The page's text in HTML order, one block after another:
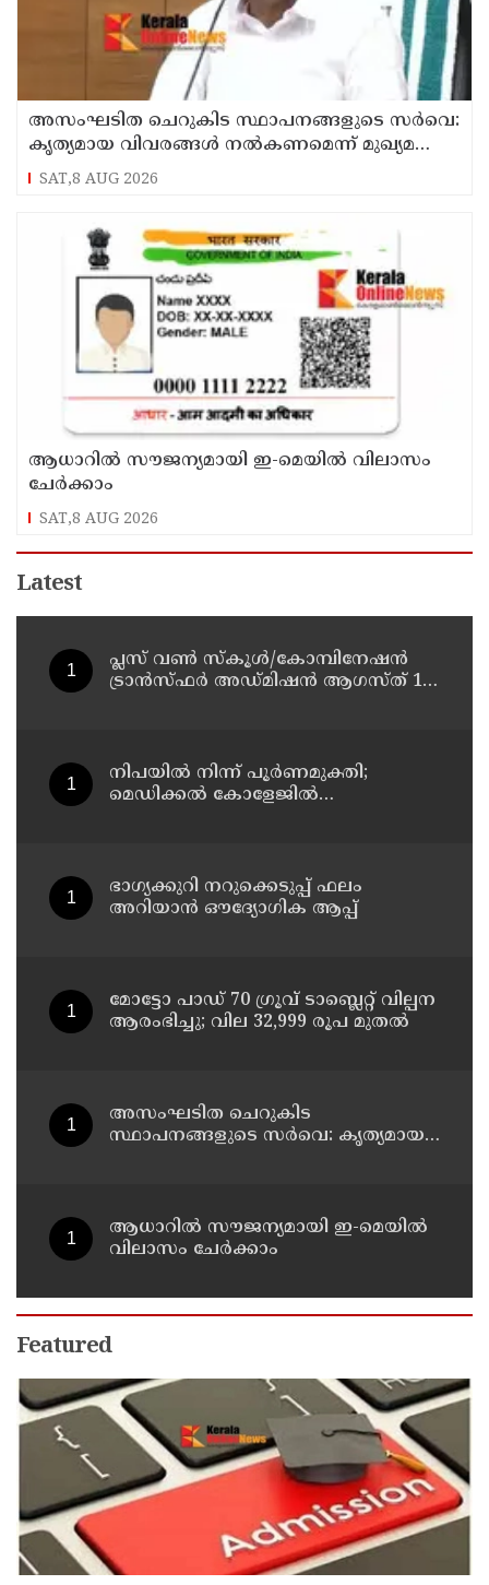
അസംഘടിത ചെറുകിട സ്ഥാപനങ്ങളുടെ സർവെ:
കൃത്യമായ വിവരങ്ങൾ നൽകണമെന്ന് മുഖ്യമന്ത്രി
വി ഡി സതീശൻ
SAT,8 AUG 2026
ആധാറിൽ സൗജന്യമായി ഇ-മെയിൽ വിലാസം
ചേർക്കാം
SAT,8 AUG 2026
Latest
പ്ലസ് വൺ സ്‌കൂൾ/കോമ്പിനേഷൻ
ട്രാൻസ്ഫർ അഡ്മിഷൻ ആഗസ്ത് 10,
നിപയിൽ നിന്ന് പൂർണമുക്തി;
മെഡിക്കൽ കോളേജിൽ
ഭാഗ്യക്കുറി നറുക്കെടുപ്പ് ഫലം
അറിയാൻ ഔദ്യോഗിക ആപ്പ്
മോട്ടോ പാഡ് 70 ഗ്രൂവ് ടാബ്ലെറ്റ് വില്പന
ആരംഭിച്ചു; വില 32,999 രൂപ മുതൽ
അസംഘടിത ചെറുകിട
സ്ഥാപനങ്ങളുടെ സർവെ: കൃത്യമായ
ആധാറിൽ സൗജന്യമായി ഇ-മെയിൽ
വിലാസം ചേർക്കാം
Featured